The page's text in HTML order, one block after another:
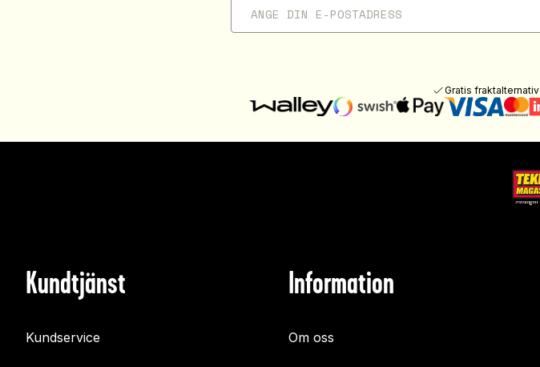
Gratis fraktalternativ
Kundtjänst
Kundservice
Information
Om oss